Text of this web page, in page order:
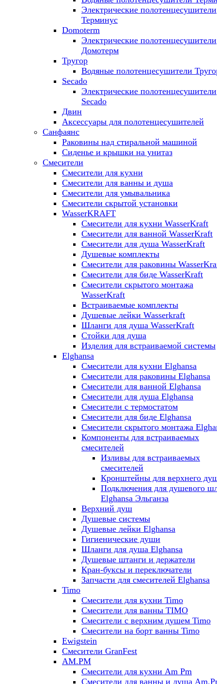
Электрические полотенцесушители
Терминус
Domoterm
Электрические полотенцесушители
Домотерм
Тругор
Водяные полотенцесушители
Secado
Электрические полотенцесушители
Secado
Двин
Аксессуары для полотенцесушителей
Санфаянс
Раковины над стиральной машиной
Сиденье и крышки на унитаз
Смесители
Смесители для кухни
Смесители для ванны и душа
Смесители для умывальника
Смесители скрытой установки
WasserKRAFT
Смесители для кухни WasserKraft
Смесители для ванной WasserKraft
Смесители для душа WasserKraft
Душевые комплекты
Смесители для раковины
Смесители для биде WasserKraft
Смесители скрытого монтажа
WasserKraft
Встраиваемые комплекты
Душевые лейки Wasserkraft
Шланги для душа WasserKraft
Стойки для душа
Изделия для встраиваемой системы
Elghansa
Смесители для кухни Elghansa
Смесители для раковины Elghansa
Смесители для ванной Elghansa
Смесители для душа Elghansa
Смесители с термостатом
Смесители для биде Elghansa
Смесители скрытого монтажа
Компоненты для встраиваемых
смесителей
Изливы для встраиваемых
смесителей
Кронштейны для верхнего
Подключения для душевого
Elghansa Эльганза
Верхний душ
Душевые системы
Душевые лейки Elghansa
Гигиенические души
Шланги для душа Elghansa
Душевые штанги и держатели
Кран-буксы и переключатели
Запчасти для смесителей Elghansa
Timo
Смесители для кухни Timo
Смесители для ванны TIMO
Смесители с верхним душем Timo
Смесители на борт ванны Timo
Ewigstein
Смесители GranFest
AM.PM
Смесители для кухни Am Pm
Смесители для ванны и душа